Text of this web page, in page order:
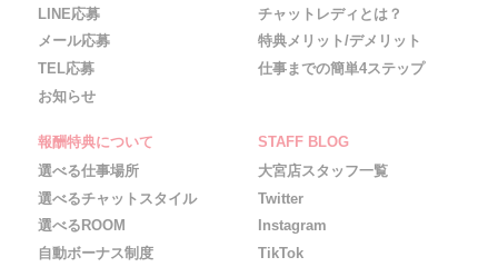
LINE応募
メール応募
TEL応募
お知らせ
チャットレディとは？
特典メリット/デメリット
仕事までの簡単4ステップ
報酬特典について
選べる仕事場所
選べるチャットスタイル
選べるROOM
自動ボーナス制度
STAFF BLOG
大宮店スタッフ一覧
Twitter
Instagram
TikTok